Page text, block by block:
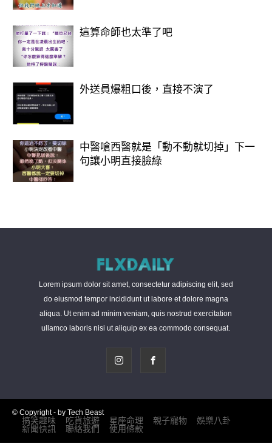
這算命師也太準了吧
外送員爆粗口後，直接不演了
中醫嗆西醫就是「動不動就切掉」下一
句讓小明直接臉綠
Lorem ipsum dolor sit amet, consectetur adipiscing elit, sed
do eiusmod tempor incididunt ut labore et dolore magna
aliqua. Ut enim ad minim veniam, quis nostrud exercitation
ullamco laboris nisi ut aliquip ex ea commodo consequat.
© Copyright - by Tech Beast
搞笑趣味 吃貨旅遊 星座命理 親子寵物
娛樂八卦
新聞快訊
聯絡我們 使用條款